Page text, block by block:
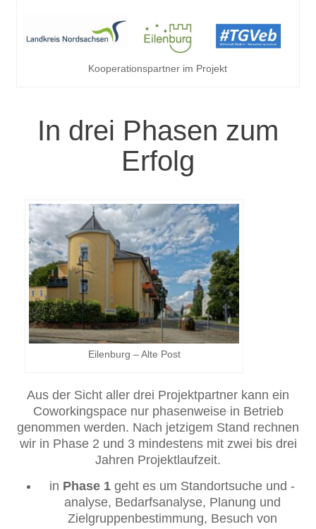
Kooperationspartner im Projekt
In drei Phasen zum
Erfolg
Eilenburg – Alte Post
Aus der Sicht aller drei Projektpartner kann ein
Coworkingspace nur phasenweise in Betrieb
genommen werden. Nach jetzigem Stand rechnen
wir in Phase 2 und 3 mindestens mit zwei bis drei
Jahren Projektlaufzeit.
in Phase 1 geht es um Standortsuche und -
analyse, Bedarfsanalyse, Planung und
Zielgruppenbestimmung, Besuch von